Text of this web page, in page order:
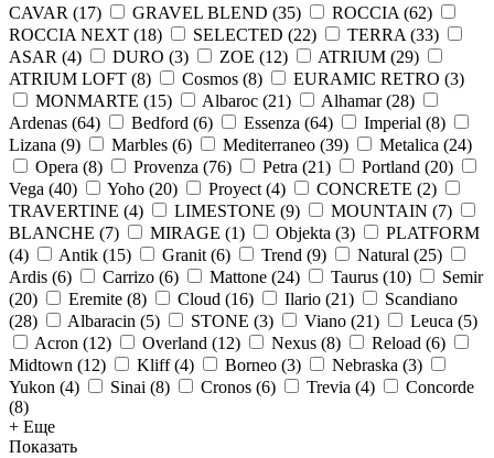
CAVAR (17) GRAVEL BLEND (35) ROCCIA (62)
ROCCIA NEXT (18) SELECTED (22) TERRA (33)
ASAR (4) DURO (3) ZOE (12) ATRIUM (29)
ATRIUM LOFT (8) Cosmos (8) EURAMIC RETRO (3)
MONMARTE (15) Albaroc (21) Alhamar(28)
Ardenas (64) Bedford (6) Essenza (64) Imperial (8)
Lizana (9) Marbles (6) Mediterraneo (39) Metalica (24)
Opera (8) Provenza (76) Petra (21) Portland (20)
Vega (40) Yoho (20) Proyect (4) CONCRETE (2)
TRAVERTINE (4) LIMESTONE (9) MOUNTAIN (7)
BLANCHE (7) MIRAGE (1) Objekta (3)
PLATFORM
(4) Antik (15) Granit (6) Trend (9) Natural (25)
Ardis (6) Carrizo (6) Mattone (24) Taurus (10)
Semir
(20) Eremite (8) Cloud (16) Ilario (21)
Scandiano
(28) Albaracin (5) STONE (3) Viano (21) Leuca (5)
Acron (12) Overland (12) Nexus (8) Reload (6)
Midtown (12) Kliff(4) Borneo (3) Nebraska (3)
Yukon (4) Sinai (8) Cronos (6) Trevia (4)
Concorde
(8)
+ Еще
Показать